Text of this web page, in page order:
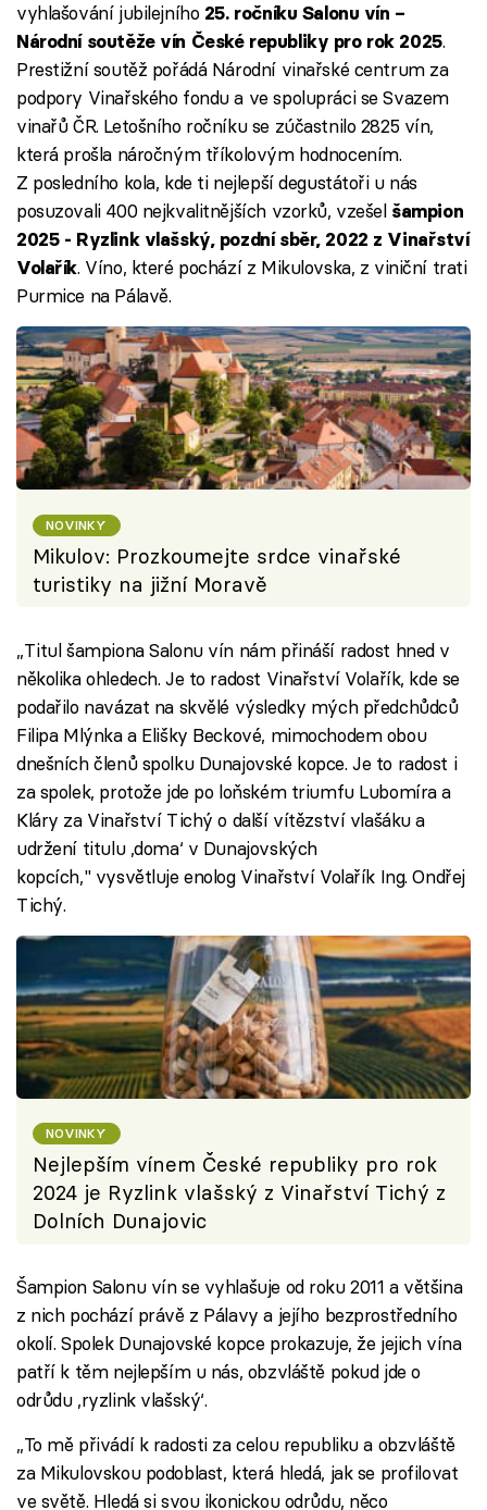
vyhlašování jubilejního 25. ročníku Salonu vín –
Národní soutěže vín České republiky pro rok 2025.
Prestižní soutěž pořádá Národní vinařské centrum za
podpory Vinařského fondu a ve spolupráci se Svazem
vinařů ČR. Letošního ročníku se zúčastnilo 2825 vín,
která prošla náročným tříkolovým hodnocením.
Z posledního kola, kde ti nejlepší degustátoři u nás
posuzovali 400 nejkvalitnějších vzorků, vzešel šampion
2025 - Ryzlink vlašský, pozdní sběr, 2022 z Vinařství
Volařík. Víno, které pochází z Mikulovska, z viniční trati
Purmice na Pálavě.
NOVINKY
Mikulov: Prozkoumejte srdce vinařské
turistiky na jižní Moravě
„Titul šampiona Salonu vín nám přináší radost hned v
několika ohledech. Je to radost Vinařství Volařík, kde se
podařilo navázat na skvělé výsledky mých předchůdců
Filipa Mlýnka a Elišky Beckové, mimochodem obou
dnešních členů spolku Dunajovské kopce. Je to radost i
za spolek, protože jde po loňském triumfu Lubomíra a
Kláry za Vinařství Tichý o další vítězství vlašáku a
udržení titulu ‚doma‘ v Dunajovských
kopcích," vysvětluje enolog Vinařství Volařík Ing. Ondřej
Tichý.
NOVINKY
Nejlepším vínem České republiky pro rok
2024 je Ryzlink vlašský z Vinařství Tichý z
Dolních Dunajovic
Šampion Salonu vín se vyhlašuje od roku 2011 a většina
z nich pochází právě z Pálavy a jejího bezprostředního
okolí. Spolek Dunajovské kopce prokazuje, že jejich vína
patří k těm nejlepším u nás, obzvláště pokud jde o
odrůdu ‚ryzlink vlašský‘.
„To mě přivádí k radosti za celou republiku a obzvláště
za Mikulovskou podoblast, která hledá, jak se profilovat
ve světě. Hledá si svou ikonickou odrůdu, něco